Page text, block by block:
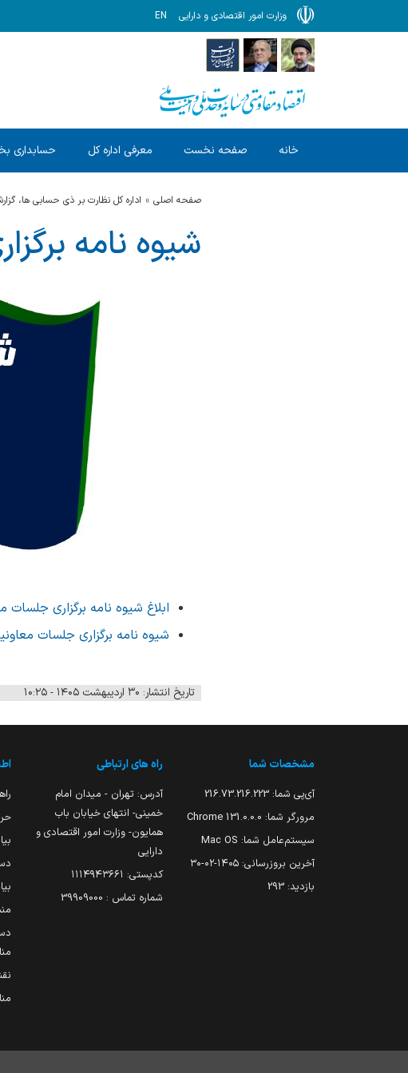
وزارت امور اقتصادی و دارایی EN
خانه صفحه نخست معرفی اداره کل حسابداری
صفحه اصلی اداره کل نظارت بر ذی حسابی ها،
شیوه نامه
ابلاغ شیوه نامه برگزاری
شیوه نامه برگزاری جلسات
تاریخ انتشار: ۳۰ اردیبهشت ۱۴۰۵ - ۱۰:۲۵
مشخصات شما
آی‌پی شما: 216.73.216.223
مرورگر شما: 131.0.0.0 Chrome
سیستم‌عامل شما: Mac OS
آخرین بروزرسانی: ۱۴۰۵-۰۲-۳۰
بازدید: 293
راه های ارتباطی
آدرس: تهران - میدان امام
خمینی- انتهای خیابان باب
همایون- وزارت امور اقتصادی و
دارایی
کدپستی: ۱۱۱۴۹۴۳۶۶۱
شماره تماس : 39909000